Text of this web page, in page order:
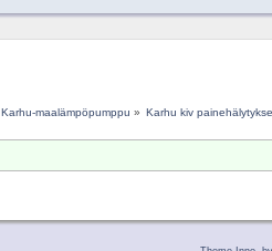
Karhu-maalämpöpumppu » Karhu kiv